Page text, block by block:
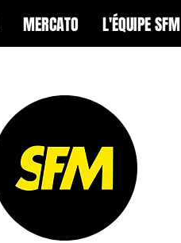
MERCATO L'ÉQUIPE SFM